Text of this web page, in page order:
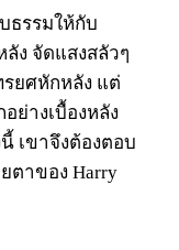
ธรรมให้กับ
ลัง จัดแสงสลัวๆ
รยศหักหลัง แต่
ย่างเบื้องหลัง
เขาจึงต้องตอบ
ตาของ Harry